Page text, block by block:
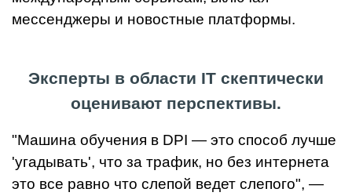
мессенджеры и новостные платформы.
Эксперты в области IT скептически
оценивают перспективы.
"Машина обучения в DPI — это способ лучше
'угадывать', что за трафик, но без интернета
это все равно что слепой ведет слепого", —